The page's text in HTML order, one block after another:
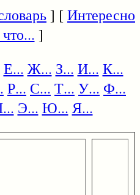
] [Интересно
]
Е... Ж... З... И... К...
Р... С... Т... У... Ф...
Э... Ю... Я...